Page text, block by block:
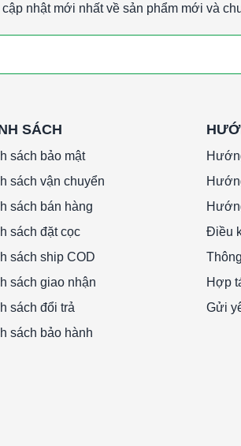
cập nhật mới nhất về sản phẩm mới và
SÁCH
sách bảo mật
sách vận chuyển
sách bán hàng
sách đặt cọc
sách ship COD
sách giao nhận
sách đổi trả
sách bảo hành
Điều
Hợp
Gửi